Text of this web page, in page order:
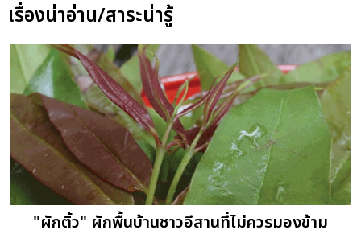
เรื่องน่าอ่าน/สาระน่ารู้
"ผักติ้ว" ผักพื้นบ้านชาวอีสานที่ไม่ควรมองข้าม